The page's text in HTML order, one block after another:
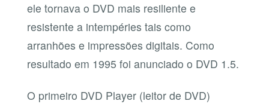
ele tornava o DVD mais resiliente e
resistente a intempéries tais como
arranhões e impressões digitais. Como
resultado em 1995 foi anunciado o DVD 1.5.
O primeiro DVD Player (leitor de DVD)